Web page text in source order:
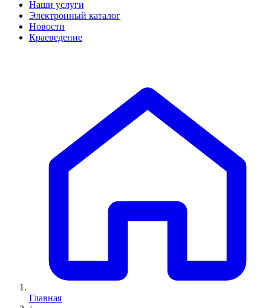
Наши услуги
Электронный каталог
Новости
Краеведение
Главная